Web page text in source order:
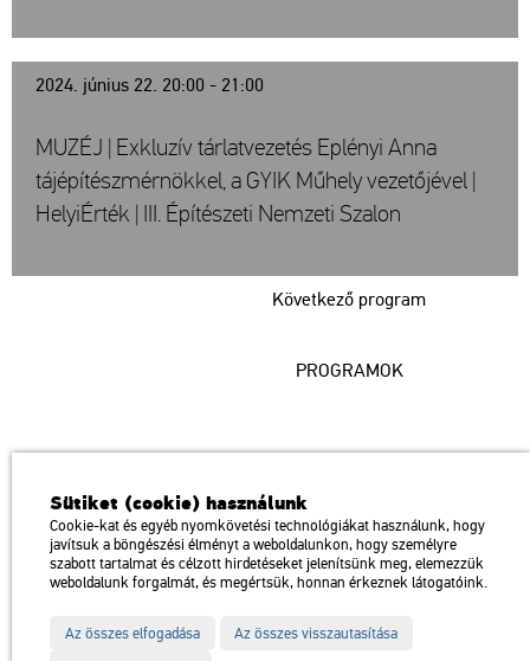
2024. június 22. 20:00 - 21:00
Következő program
MUZÉJ | Exkluzív tárlatvezetés Eplényi Anna
tájépítészmérnökkel, a GYIK Műhely vezetőjével |
HelyiÉrték | III. Építészeti Nemzeti Szalon
PROGRAMOK
a Magyar Művészeti Akadémia intézménye
1146 Budapest, Dózsa György út 37.
Megközelíthető: Millenniumi Földalatti Vasút – Hősök tere megálló
Trolibusz: 75, 79 / Autóbusz: 20, 30, 105
Impresszum Sitemap Adatvédelem
térkép
Sütiket (cookie) használunk
Cookie-kat és egyéb nyomkövetési technológiákat használunk, hogy
javítsuk a böngészési élményt a weboldalunkon, hogy személyre
szabott tartalmat és célzott hirdetéseket jelenítsünk meg, elemezzük
weboldalunk forgalmát, és megértsük, honnan érkeznek látogatóink.
Az összes elfogadása
Az összes visszautasítása